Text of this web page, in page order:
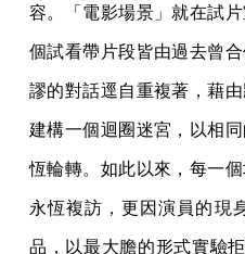
容。「電影場景」就在試
個試看帶片段皆由過去曾
謬的對話逕自重複著，藉
建構一個迴圈迷宮，以相
恆輪轉。如此以來，每一
永恆複訪，更因演員的現
品，以最大膽的形式實驗